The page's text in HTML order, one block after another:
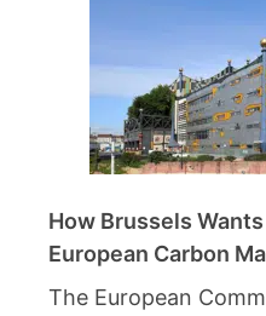
How Brussels
European Carbon
The European